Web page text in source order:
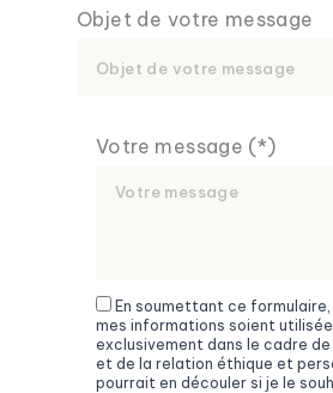
Objet de votre message
Votre message (*)
En soumettant ce formulaire,
mes informations soient
exclusivement dans le cadre de
et de la relation éthique et
pourrait en découler si je le